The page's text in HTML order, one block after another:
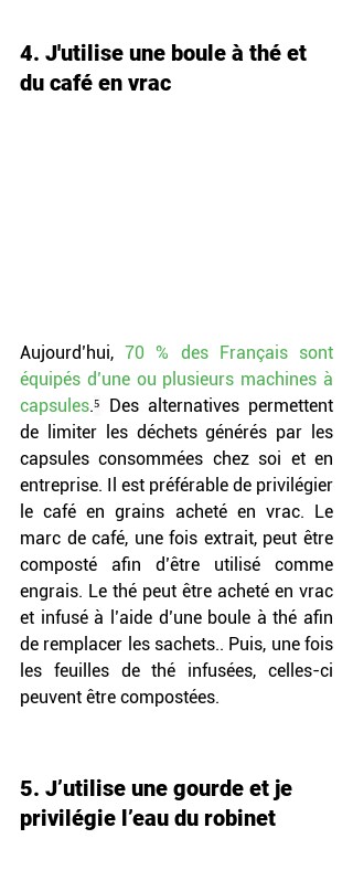
4. J'utilise une boule à thé et
du café en vrac
Aujourd’hui, 70 % des Français sont
équipés d’une ou plusieurs machines à
capsules.⁵ Des alternatives permettent
de limiter les déchets générés par les
capsules consommées chez soi et en
entreprise. Il est préférable de privilégier
le café en grains acheté en vrac. Le
marc de café, une fois extrait, peut être
composté afin d’être utilisé comme
engrais. Le thé peut être acheté en vrac
et infusé à l’aide d’une boule à thé afin
de remplacer les sachets.. Puis, une fois
les feuilles de thé infusées, celles-ci
peuvent être compostées.
5. J’utilise une gourde et je
privilégie l’eau du robinet